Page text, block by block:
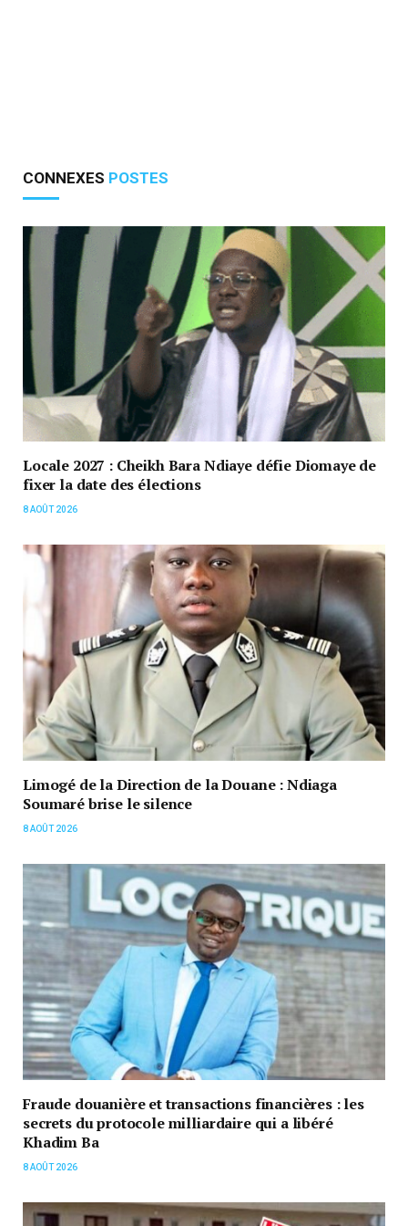
CONNEXES POSTES
Locale 2027 : Cheikh Bara Ndiaye défie Diomaye de
fixer la date des élections
8 AOÛT 2026
Limogé de la Direction de la Douane : Ndiaga
Soumaré brise le silence
8 AOÛT 2026
Fraude douanière et transactions financières : les
secrets du protocole milliardaire qui a libéré
Khadim Ba
8 AOÛT 2026